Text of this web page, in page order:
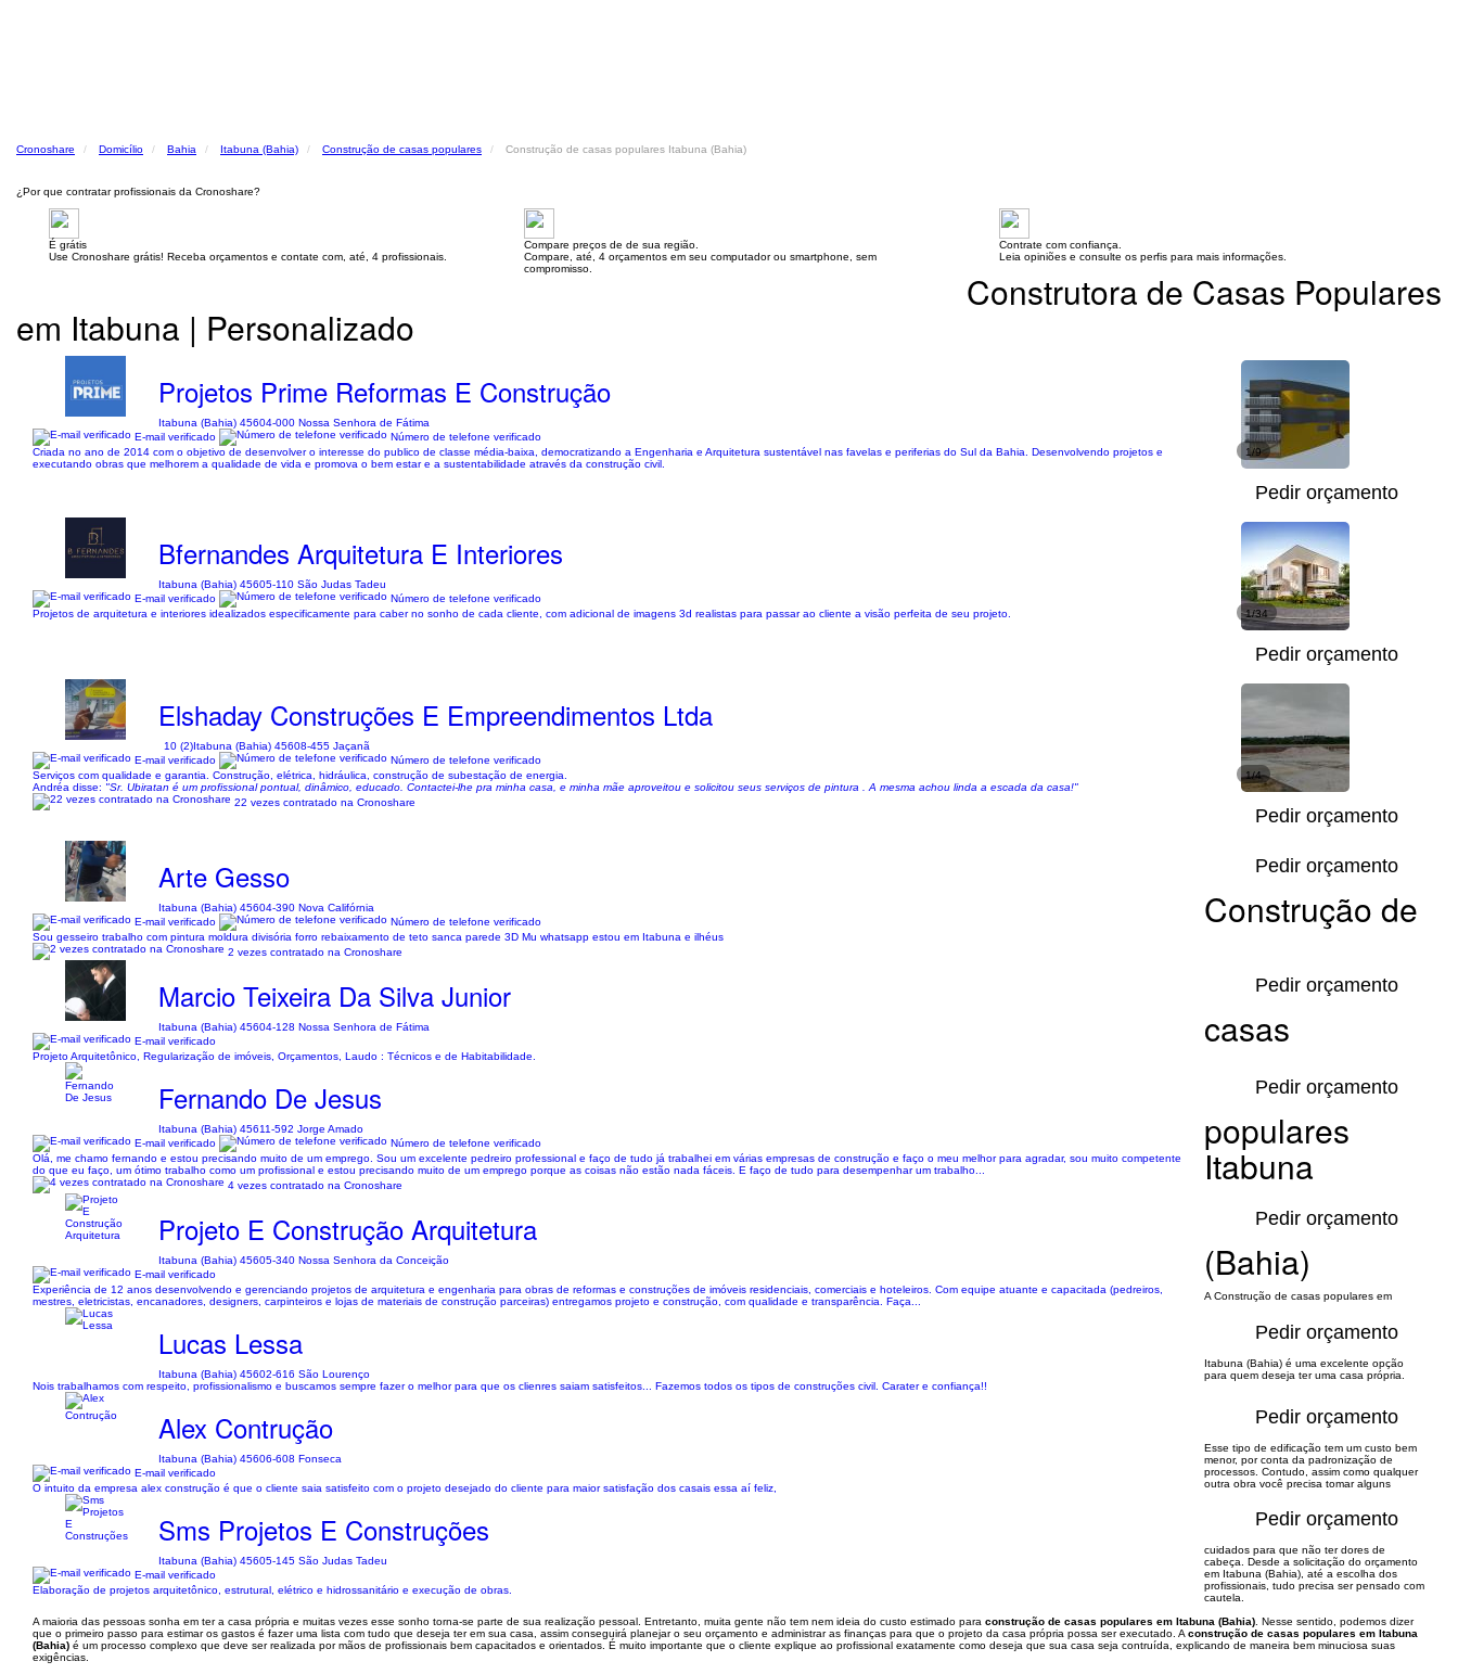
Cronoshare Domicílio Bahia Itabuna (Bahia) Construção de casas populares Construção de casas populares Itabuna (Bahia)
¿Por que contratar profissionais da Cronoshare?
É grátis
Use Cronoshare grátis! Receba orçamentos e contate com, até, 4 profissionais.
Compare preços de de sua região.
Compare, até, 4 orçamentos em seu computador ou smartphone, sem
compromisso.
Contrate com confiança.
Leia opiniões e consulte os perfis para mais informações.
Construtora de Casas Populares
em Itabuna | Personalizado
Projetos Prime Reformas E Construção
Itabuna (Bahia) 45604-000 Nossa Senhora de Fátima
E-mail verificado
Número de telefone verificado
Criada no ano de 2014 com o objetivo de desenvolver o interesse do publico de classe média-baixa, democratizando a Engenharia e Arquitetura sustentável nas favelas e periferias do Sul da Bahia. Desenvolvendo projetos e
executando obras que melhorem a qualidade de vida e promova o bem estar e a sustentabilidade através da construção civil.
1/9
Pedir orçamento
Bfernandes Arquitetura E Interiores
Itabuna (Bahia) 45605-110 São Judas Tadeu
E-mail verificado
Número de telefone verificado
Projetos de arquitetura e interiores idealizados especificamente para caber no sonho de cada cliente, com adicional de imagens 3d realistas para passar ao cliente a visão perfeita de seu projeto.
1/34
Pedir orçamento
Elshaday Construções E Empreendimentos Ltda
10 (2)Itabuna (Bahia) 45608-455 Jaçanã
E-mail verificado
Número de telefone verificado
Serviços com qualidade e garantia. Construção, elétrica, hidráulica, construção de subestação de energia.
Andréa disse: "Sr. Ubiratan é um profissional pontual, dinâmico, educado. Contactei-lhe pra minha casa, e minha mãe aproveitou e solicitou seus serviços de pintura . A mesma achou linda a escada da casa!"
22 vezes contratado na Cronoshare
1/4
Pedir orçamento
Arte Gesso
Itabuna (Bahia) 45604-390 Nova Califórnia
E-mail verificado
Número de telefone verificado
Sou gesseiro trabalho com pintura moldura divisória forro rebaixamento de teto sanca parede 3D Mu whatsapp estou em Itabuna e ilhéus
2 vezes contratado na Cronoshare
Pedir orçamento
Marcio Teixeira Da Silva Junior
Itabuna (Bahia) 45604-128 Nossa Senhora de Fátima
E-mail verificado
Projeto Arquitetônico, Regularização de imóveis, Orçamentos, Laudo : Técnicos e de Habitabilidade.
Pedir orçamento
Fernando De Jesus
Itabuna (Bahia) 45611-592 Jorge Amado
E-mail verificado
Número de telefone verificado
Olá, me chamo fernando e estou precisando muito de um emprego. Sou um excelente pedreiro professional e faço de tudo já trabalhei em várias empresas de construção e faço o meu melhor para agradar, sou muito competente
do que eu faço, um ótimo trabalho como um profissional e estou precisando muito de um emprego porque as coisas não estão nada fáceis. E faço de tudo para desempenhar um trabalho...
4 vezes contratado na Cronoshare
Pedir orçamento
Projeto E Construção Arquitetura
Itabuna (Bahia) 45605-340 Nossa Senhora da Conceição
E-mail verificado
Experiência de 12 anos desenvolvendo e gerenciando projetos de arquitetura e engenharia para obras de reformas e construções de imóveis residenciais, comerciais e hoteleiros. Com equipe atuante e capacitada (pedreiros,
mestres, eletricistas, encanadores, designers, carpinteiros e lojas de materiais de construção parceiras) entregamos projeto e construção, com qualidade e transparência. Faça...
Pedir orçamento
Lucas Lessa
Itabuna (Bahia) 45602-616 São Lourenço
Nois trabalhamos com respeito, profissionalismo e buscamos sempre fazer o melhor para que os clienres saiam satisfeitos... Fazemos todos os tipos de construções civil. Carater e confiança!!
Pedir orçamento
Alex Contrução
Itabuna (Bahia) 45606-608 Fonseca
E-mail verificado
O intuito da empresa alex construção é que o cliente saia satisfeito com o projeto desejado do cliente para maior satisfação dos casais essa aí feliz,
Pedir orçamento
Sms Projetos E Construções
Itabuna (Bahia) 45605-145 São Judas Tadeu
E-mail verificado
Elaboração de projetos arquitetônico, estrutural, elétrico e hidrossanitário e execução de obras.
Pedir orçamento
Construção de
casas
populares
Itabuna
(Bahia)
A Construção de casas populares em
Itabuna (Bahia) é uma excelente opção
para quem deseja ter uma casa própria.
Esse tipo de edificação tem um custo bem
menor, por conta da padronização de
processos. Contudo, assim como qualquer
outra obra você precisa tomar alguns
cuidados para que não ter dores de
cabeça. Desde a solicitação do orçamento
em Itabuna (Bahia), até a escolha dos
profissionais, tudo precisa ser pensado com
cautela.
A maioria das pessoas sonha em ter a casa própria e muitas vezes esse sonho torna-se parte de sua realização pessoal. Entretanto, muita gente não tem nem ideia do custo estimado para construção de casas populares em Itabuna (Bahia) . Nesse sentido, podemos dizer
que o primeiro passo para estimar os gastos é fazer uma lista com tudo que deseja ter em sua casa, assim conseguirá planejar o seu orçamento e administrar as finanças para que o projeto da casa própria possa ser executado. A construção de casas populares em Itabuna
(Bahia) é um processo complexo que deve ser realizada por mãos de profissionais bem capacitados e orientados. É muito importante que o cliente explique ao profissional exatamente como deseja que sua casa seja contruída, explicando de maneira bem minuciosa suas
exigências.